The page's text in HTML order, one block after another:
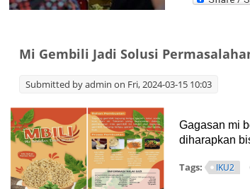
Mi Gembili Jadi Solusi
Submitted byadmin on Fri, 2024-03-15 10:03
Gagasan mi
diharapkan
Tags: IKU2